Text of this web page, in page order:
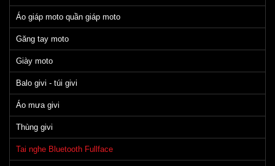
Áo giáp moto quần giáp moto
Găng tay moto
Giày moto
Balo givi - túi givi
Áo mưa givi
Thùng givi
Tai nghe Bluetooth Fullface